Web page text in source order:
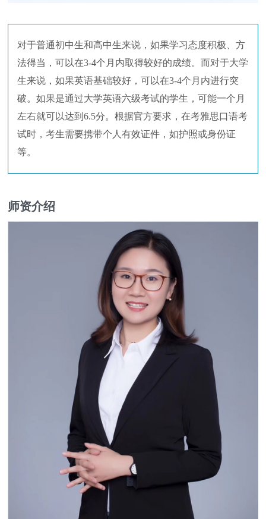
对于普通初中生和高中生来说，如果学习态度积极、方
法得当，可以在3-4个月内取得较好的成绩。而对于大学
生来说，如果英语基础较好，可以在3-4个月内进行突
破。如果是通过大学英语六级考试的学生，可能一个月
左右就可以达到6.5分。根据官方要求，在考雅思口语考
试时，考生需要携带个人有效证件，如护照或身份证
等。
师资介绍